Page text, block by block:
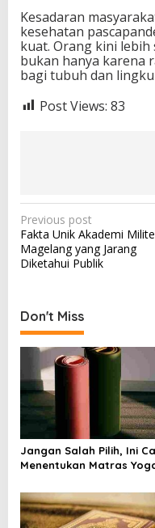
Kesadaran
kesehatan
kuat. Orang kini
bukan hanya karena
bagi tubuh dan
Post Views: 83
P
o
s
n
a
v
i
g
t
i
o
n
Previous post
Fakta Unik Akademi
Magelang yang Jarang
Diketahui Publik
Don't Miss
Jangan Salah Pilih, Ini
Menentukan Matras